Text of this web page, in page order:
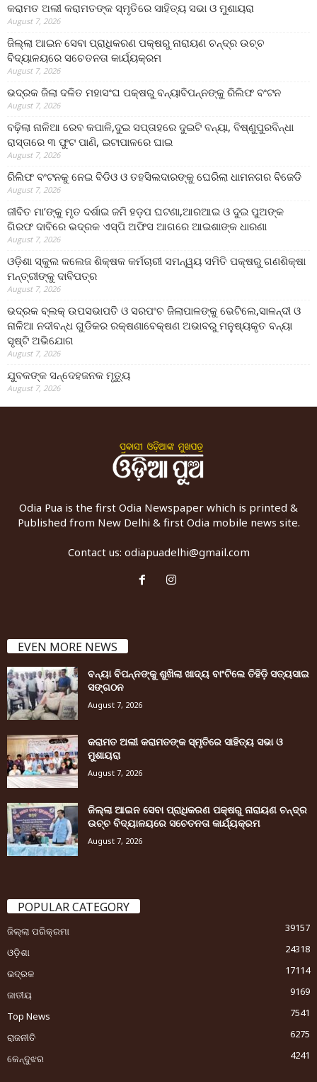
କରାମତ ଅଲୀ କରାମତଙ୍କ ସ୍ମୃତିରେ ସାହିତ୍ୟ ସଭା ଓ ମୁଶାୟରା
August 7, 2026
ଜିଲ୍ଲା ଆଇନ ସେବା ପ୍ରାଧିକରଣ ପକ୍ଷରୁ ନାରାୟଣ ଚନ୍ଦ୍ର ଉଚ୍ଚ
ବିଦ୍ୟାଳୟରେ ସଚେତନତା କାର୍ଯ୍ୟକ୍ରମ
August 7, 2026
ଭଦ୍ରକ ଜିଲା ଦଳିତ ମହାସଂଘ ପକ୍ଷରୁ ବନ୍ୟାବିପନ୍ନଙ୍କୁ ରିଲିଫ ବଂଟନ
August 7, 2026
ବଢ଼ିଲା ନାଳିଆ ରେବ କପାଳି,ଦୁଇ ସପ୍ତାହରେ ଦୁଇଟି ବନ୍ୟା, ବିଷ୍ଣୁପୁରବିନ୍ଧା
ରାସ୍ତାରେ ୩ ଫୁଟ ପାଣି, ଇଟାପାଳରେ ଘାଇ
August 7, 2026
ରିଲିଫ ବଂଟନକୁ ନେଇ ବିଡିଓ ଓ ତହସିଲଦାରଙ୍କୁ ଘେରିଲା ଧାମନଗର ବିଜେଡି
August 7, 2026
ଜୀବିତ ମା’ଙ୍କୁ ମୃତ ଦର୍ଶାଇ ଜମି ହଡ଼ପ ଘଟଣା,ଆରଆଇ ଓ ଦୁଇ ପୁଅଙ୍କ
ଗିରଫ ଦାବିରେ ଭଦ୍ରକ ଏସ୍‌ପି ଅଫିସ ଆଗରେ ଆଇଶାଙ୍କ ଧାରଣା
August 7, 2026
ଓଡ଼ିଶା ସ୍କୁଲ କଲେଜ ଶିକ୍ଷକ କର୍ମଚାରୀ ସମନ୍ୱୟ ସମିତି ପକ୍ଷରୁ ଗଣଶିକ୍ଷା
ମନ୍ତ୍ରୀଙ୍କୁ ଦାବିପତ୍ର
August 7, 2026
ଭଦ୍ରକ ବ୍ଲକ୍ ଉପସଭାପତି ଓ ସରପଂଚ ଜିଲାପାଳଙ୍କୁ ଭେଟିଲେ,ସାଳନ୍ଦୀ ଓ
ନାଳିଆ ନଦୀବନ୍ଧ ଗୁଡିକର ରକ୍ଷଣାବେକ୍ଷଣ ଅଭାବରୁ ମନୁଷ୍ୟକୃତ ବନ୍ୟା
ସୃଷ୍ଟି ଅଭିଯୋଗ
August 7, 2026
ଯୁବକଙ୍କ ସନ୍ଦେହଜନକ ମୃତ୍ୟୁ
August 7, 2026
Odia Pua is the first Odia Newspaper which is printed &
Published from New Delhi & first Odia mobile news site.
Contact us: odiapuadelhi@gmail.com
EVEN MORE NEWS
ବନ୍ୟା ବିପନ୍ନଙ୍କୁ ଶୁଖିଲା ଖାଦ୍ୟ ବାଂଟିଲେ ତିହିଡି଼ ସତ୍ୟସାଇ
ସଙ୍ଗଠନ
August 7, 2026
କରାମତ ଅଲୀ କରାମତଙ୍କ ସ୍ମୃତିରେ ସାହିତ୍ୟ ସଭା ଓ
ମୁଶାୟରା
August 7, 2026
ଜିଲ୍ଲା ଆଇନ ସେବା ପ୍ରାଧିକରଣ ପକ୍ଷରୁ ନାରାୟଣ ଚନ୍ଦ୍ର
ଉଚ୍ଚ ବିଦ୍ୟାଳୟରେ ସଚେତନତା କାର୍ଯ୍ୟକ୍ରମ
August 7, 2026
POPULAR CATEGORY
ଜିଲ୍ଲା ପରିକ୍ରମା
39157
ଓଡ଼ିଶା
24318
ଭଦ୍ରକ
17114
ଜାତୀୟ
9169
Top News
7541
ରାଜନୀତି
6275
କେନ୍ଦୁଝର
4241